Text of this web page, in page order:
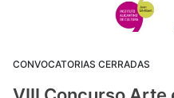
CONVOCATORIAS CERRADAS